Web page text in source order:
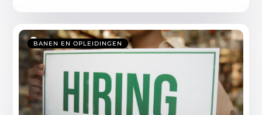
BANEN EN OPLEIDINGEN